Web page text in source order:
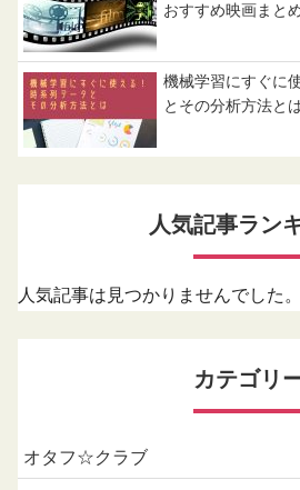
おすすめ映画まと
機械学習にすぐに
とその分析方法と
人気記事ラン
人気記事は見つかりませんでした。
カテゴリ
オタフ☆クラブ